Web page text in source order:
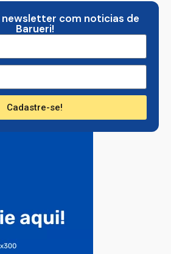
newsletter com noticias de
Barueri!
Cadastre-se!